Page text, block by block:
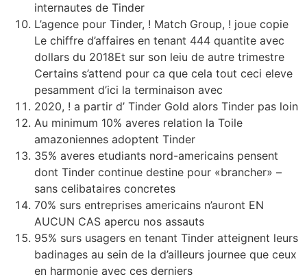
internautes de Tinder
L’agence pour Tinder, ! Match Group, ! joue copie
Le chiffre d’affaires en tenant 444 quantite avec
dollars du 2018Et sur son leiu de autre trimestre
Certains s’attend pour ca que cela tout ceci eleve
pesamment d’ici la terminaison avec
2020, ! a partir d’ Tinder Gold alors Tinder pas loin
Au minimum 10% averes relation la Toile
amazoniennes adoptent Tinder
35% averes etudiants nord-americains pensent
dont Tinder continue destine pour «brancher» –
sans celibataires concretes
70% surs entreprises americains n’auront EN
AUCUN CAS apercu nos assauts
95% surs usagers en tenant Tinder atteignent leurs
badinages au sein de la d’ailleurs journee que ceux
en harmonie avec ces derniers